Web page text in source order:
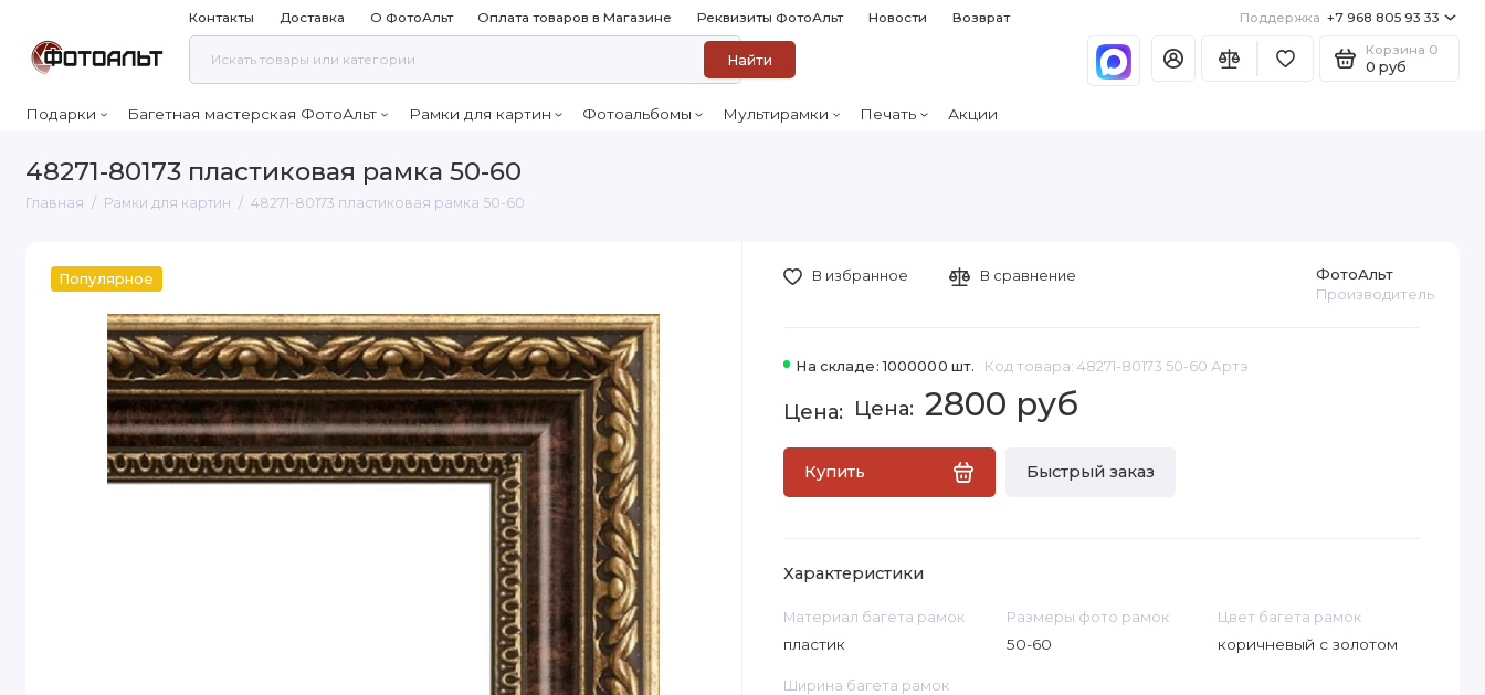
Контакты Доставка О ФотоАльт Оплата товаров в Магазине Реквизиты ФотоАльт Новости Возврат Поддержка +7 968 805 93 33
Найти
Корзина 0
0 руб
Подарки Багетная мастерская ФотоАльт Рамки для картин Фотоальбомы Мультирамки Печать Акции
48271-80173 пластиковая рамка 50-60
Главная Рамки для картин 48271-80173 пластиковая рамка 50-60
Популярное
На складе: 1000000 шт. Код товара: 48271-80173 50-60 Артэ
ФотоАльт
Производитель
2800 руб
Купить Быстрый заказ
В избранное В сравнение
Характеристики
Материал багета рамок
пластик
Размеры фото рамок
50-60
Цвет багета рамок
коричневый с золотом
Ширина багета рамок